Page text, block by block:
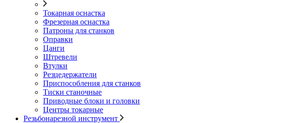
Токарная оснастка
Фрезерная оснастка
Патроны для станков
Оправки
Цанги
Штревели
Втулки
Резцедержатели
Приспособления для станков
Тиски станочные
Приводные блоки и головки
Центры токарные
Резьбонарезной инструмент